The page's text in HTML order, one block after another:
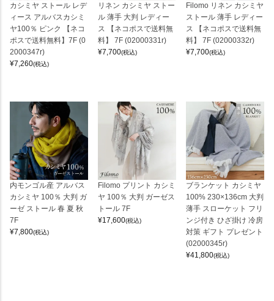
カシミヤ ストール レデ
ィース アルバスカシミ
ヤ100％ ピンク 【ネコ
ポスで送料無料】7F (0
2000347r)
¥7,260(税込)
リネン カシミヤ ストー
ル 薄手 大判 レディー
ス 【ネコポスで送料無
料】 7F (02000331r)
¥7,700(税込)
Filomo リネン カシミヤ
ストール 薄手 レディー
ス 【ネコポスで送料無
料】 7F (02000332r)
¥7,700(税込)
内モンゴル産 アルバス
カシミヤ 100％ 大判 ガ
ーゼ ストール 春 夏 秋
7F
¥7,800(税込)
Filomo プリント カシミ
ヤ 100％ 大判 ガーゼス
トール 7F
¥17,600(税込)
ブランケット カシミヤ
100% 230×136cm 大判
薄手 スローケット フリ
ンジ付き ひざ掛け 冷房
対策 ギフト プレゼント
(02000345r)
¥41,800(税込)